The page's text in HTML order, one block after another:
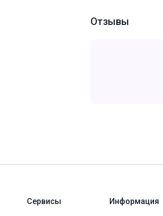
Отзывы
Сервисы Информация